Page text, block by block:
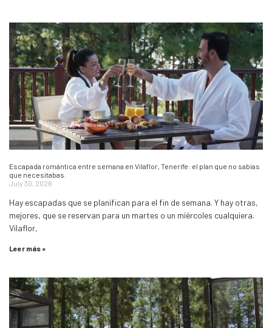
Escapada romántica entre semana en Vilaflor, Tenerife: el plan que no sabías
que necesitabas.
July 30, 2026
Hay escapadas que se planifican para el fin de semana. Y hay otras,
mejores, que se reservan para un martes o un miércoles cualquiera.
Vilaflor,
Leer más »